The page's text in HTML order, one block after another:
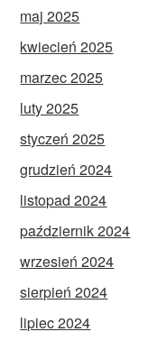
maj 2025
kwiecień 2025
marzec 2025
luty 2025
styczeń 2025
grudzień 2024
listopad 2024
październik 2024
wrzesień 2024
sierpień 2024
lipiec 2024